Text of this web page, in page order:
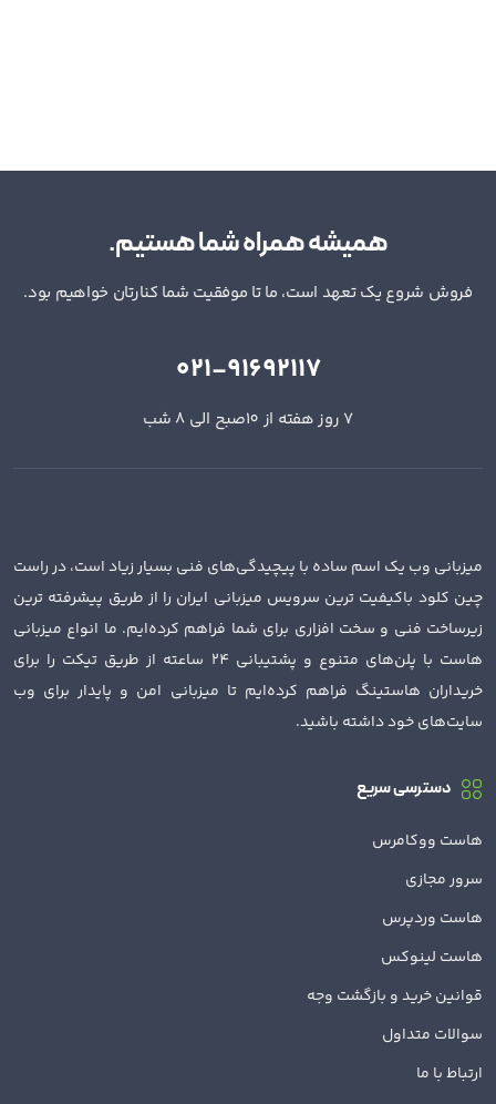
همیشه همراه شما هستیم.
فروش شروع یک تعهد است، ما تا موفقیت شما کنارتان خواهیم بود.
021-91692117
7 روز هفته از 10صبح الی 8 شب
میزبانی وب یک اسم ساده با پیچیدگی‌های فنی بسیار زیاد است، در راست
چین کلود باکیفیت ترین سرویس میزبانی ایران را از طریق پیشرفته ترین
زیرساخت فنی و سخت افزاری برای شما فراهم کرده‌ایم. ما انواع میزبانی
هاست با پلن‌های متنوع و پشتیبانی 24 ساعته از طریق تیکت را برای
خریداران هاستینگ فراهم کرده‌ایم تا میزبانی امن و پایدار برای وب
سایت‌های خود داشته باشید.
دسترسی سریع
هاست ووکامرس
سرور مجازی
هاست وردپرس
هاست لینوکس
قوانین خرید و بازگشت وجه
سوالات متداول
ارتباط با ما